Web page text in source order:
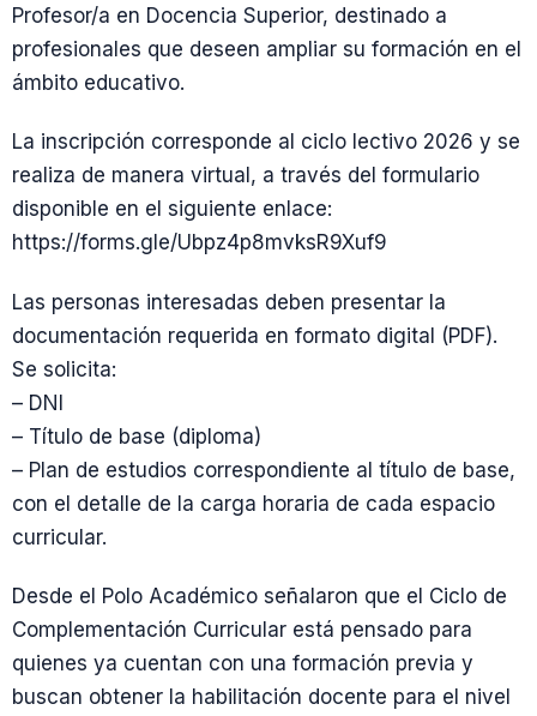
Profesor/a en Docencia Superior, destinado a
profesionales que deseen ampliar su formación en el
ámbito educativo.
La inscripción corresponde al ciclo lectivo 2026 y se
realiza de manera virtual, a través del formulario
disponible en el siguiente enlace:
https://forms.gle/Ubpz4p8mvksR9Xuf9
Las personas interesadas deben presentar la
documentación requerida en formato digital (PDF).
Se solicita:
– DNI
– Título de base (diploma)
– Plan de estudios correspondiente al título de base,
con el detalle de la carga horaria de cada espacio
curricular.
Desde el Polo Académico señalaron que el Ciclo de
Complementación Curricular está pensado para
quienes ya cuentan con una formación previa y
buscan obtener la habilitación docente para el nivel